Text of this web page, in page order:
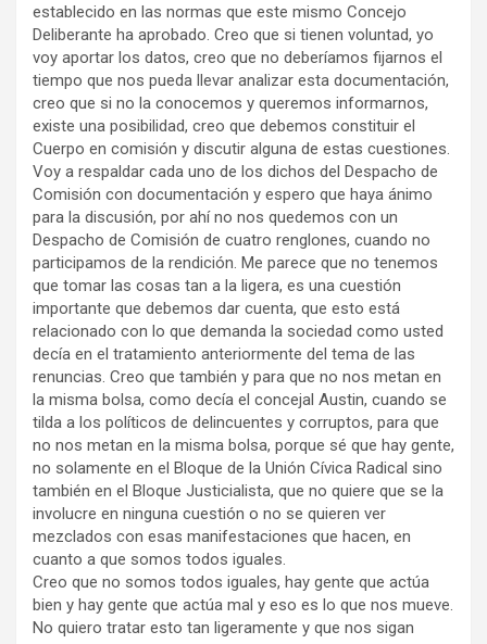
establecido en las normas que este mismo Concejo
Deliberante ha aprobado. Creo que si tienen voluntad, yo
voy aportar los datos, creo que no deberíamos fijarnos el
tiempo que nos pueda llevar analizar esta documentación,
creo que si no la conocemos y queremos informarnos,
existe una posibilidad, creo que debemos constituir el
Cuerpo en comisión y discutir alguna de estas cuestiones.
Voy a respaldar cada uno de los dichos del Despacho de
Comisión con documentación y espero que haya ánimo
para la discusión, por ahí no nos quedemos con un
Despacho de Comisión de cuatro renglones, cuando no
participamos de la rendición. Me parece que no tenemos
que tomar las cosas tan a la ligera, es una cuestión
importante que debemos dar cuenta, que esto está
relacionado con lo que demanda la sociedad como usted
decía en el tratamiento anteriormente del tema de las
renuncias. Creo que también y para que no nos metan en
la misma bolsa, como decía el concejal Austin, cuando se
tilda a los políticos de delincuentes y corruptos, para que
no nos metan en la misma bolsa, porque sé que hay gente,
no solamente en el Bloque de la Unión Cívica Radical sino
también en el Bloque Justicialista, que no quiere que se la
involucre en ninguna cuestión o no se quieren ver
mezclados con esas manifestaciones que hacen, en
cuanto a que somos todos iguales.
Creo que no somos todos iguales, hay gente que actúa
bien y hay gente que actúa mal y eso es lo que nos mueve.
No quiero tratar esto tan ligeramente y que nos sigan